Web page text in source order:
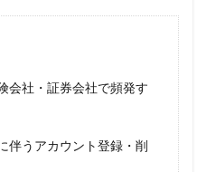
会社・証券会社で頻発す
伴うアカウント登録・削